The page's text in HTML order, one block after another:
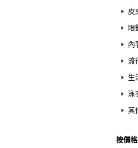
皮
眼
內
流
生
泳
其
按價